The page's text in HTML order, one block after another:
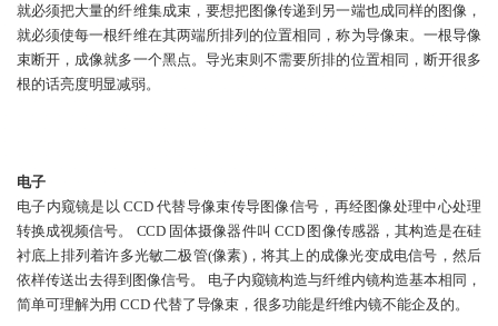
就必须把大量的纤维集成束，要想把图像传递到另一端也成同样的图像，
就必须使每一根纤维在其两端所排列的位置相同，称为导像束。一根导像
束断开，成像就多一个黑点。导光束则不需要所排的位置相同，断开很多
根的话亮度明显减弱。
电子
电子内窥镜是以 CCD 代替导像束传导图像信号，再经图像处理中心处理
转换成视频信号。 CCD 固体摄像器件叫 CCD 图像传感器，其构造是在硅
衬底上排列着许多光敏二极管(像素)，将其上的成像光变成电信号，然后
依样传送出去得到图像信号。 电子内窥镜构造与纤维内镜构造基本相同，
简单可理解为用 CCD 代替了导像束，很多功能是纤维内镜不能企及的。